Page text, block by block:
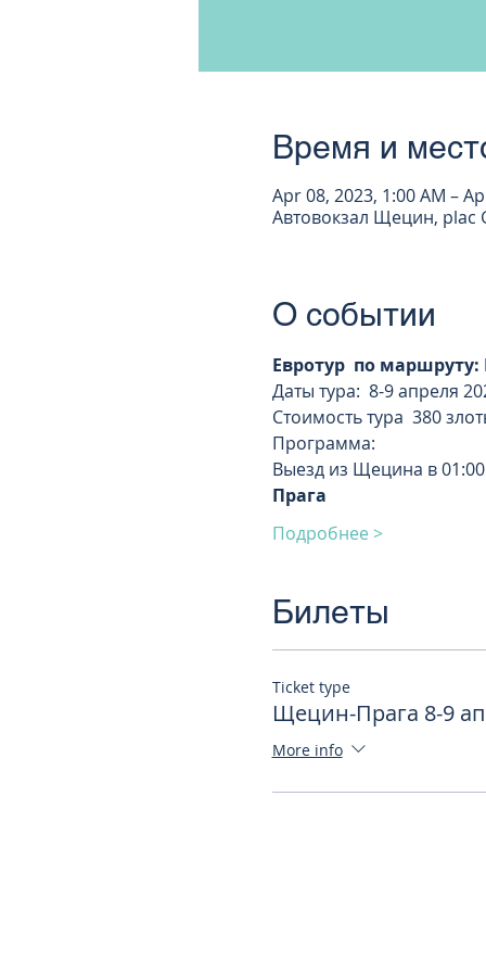
Время и
Apr 08, 2023, 1:00 AM –
Автовокзал Щецин, plac
О событии
Евротур  по
Даты тура:  8-9 апреля
Стоимость тура  380
Программа:
Выезд из Щецина в 01:00
Прага
Подробнее >
Билеты
Ticket type
Щецин-Прага 8-9
More info